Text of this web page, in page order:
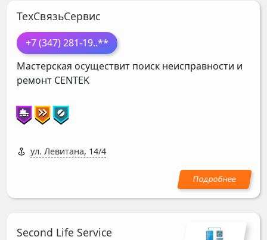
ТехСвязьСервис
+7 (347) 281-19..**
Мастерская осуществит поиск неисправности и
ремонт CENTEK
ул. Левитана, 14/4
Second Life Service